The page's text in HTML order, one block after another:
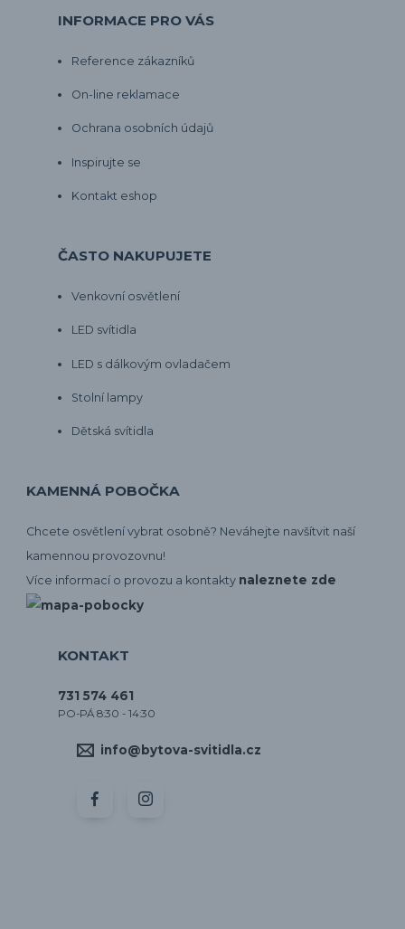
INFORMACE PRO VÁS
Reference zákazníků
On-line reklamace
Ochrana osobních údajů
Inspirujte se
Kontakt eshop
ČASTO NAKUPUJETE
Venkovní osvětlení
LED svítidla
LED s dálkovým ovladačem
Stolní lampy
Dětská svítidla
KAMENNÁ POBOČKA
Chcete osvětlení vybrat osobně? Neváhejte navšítvit naší
kamennou provozovnu!
Více informací o provozu a kontakty naleznete zde
KONTAKT
731 574 461
PO-PÁ 8:30 - 14:30
info@bytova-svitidla.cz